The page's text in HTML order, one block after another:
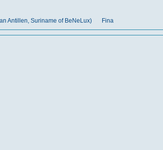
Antillen, Suriname of BeNeLux) Fina